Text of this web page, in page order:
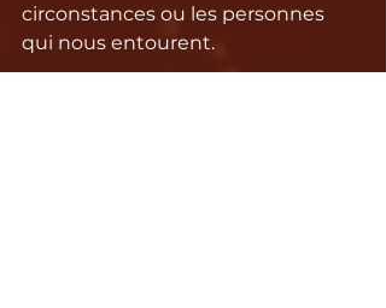
circonstances ou les personnes
qui nous entourent.